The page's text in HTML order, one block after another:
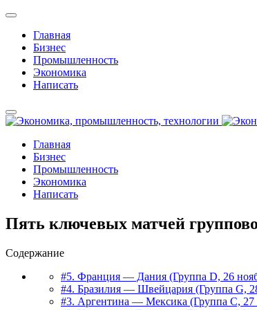
Главная
Бизнес
Промышленность
Экономика
Написать
Главная
Бизнес
Промышленность
Экономика
Написать
Пять ключевых матчей
Содержание
#5. Франция — Дания (Группа D, 26
#4. Бразилия — Швейцария (Группа G,
#3. Аргентина — Мексика (Группа C, 27